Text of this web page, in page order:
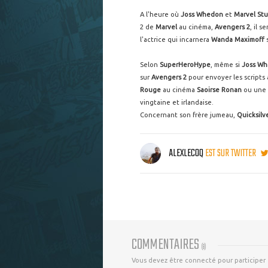
A l'heure où Joss Whedon et Marvel
2 de Marvel au cinéma, Avengers 2 , il
l'actrice qui incarnera Wanda Maximoff
Selon SuperHeroHype , même si Joss
surAvengers 2 pour envoyer les scripts
Rouge au cinéma Saoirse Ronan ou une
vingtaine et irlandaise.
Concernant son frère jumeau,
ALEXLECOQEST SUR TWITTER
COMMENTAIRES (8)
Vous devez être connecté pour participer